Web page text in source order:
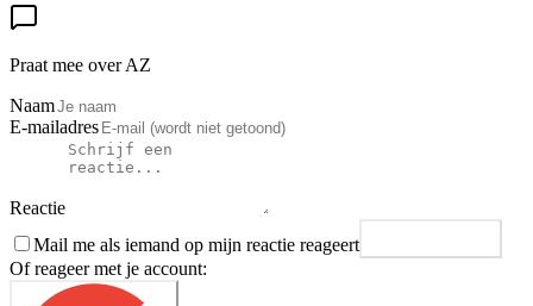
Praat mee over AZ
Naam
E-mailadres
Reactie
Mail me als iemand op mijn reactie reageert
Of reageer met je account: